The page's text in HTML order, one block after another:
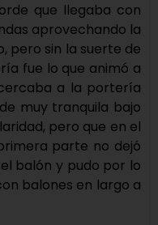
que llegaba con
aprovechando la
pero sin la suerte de
fue lo que animó a
a la portería
muy tranquila bajo
pero que en el
parte no dejó
balón y pudo por lo
balones en largo a